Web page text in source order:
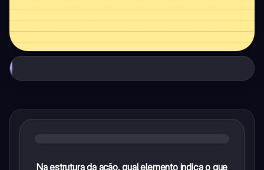
Na estrutura da ação, qual elemento indica o que